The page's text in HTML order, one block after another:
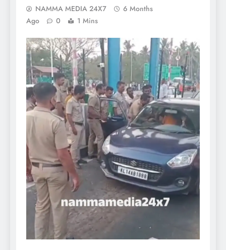
NAMMA MEDIA 24X7
6 Months
Ago
0 1 Mins